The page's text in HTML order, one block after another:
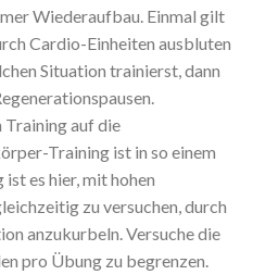
Wiederaufbau. Einmal gilt
Cardio-Einheiten ausbluten
Situation trainierst, dann
auf die
Training ist in so einem
es hier, mit hohen
zu versuchen, durch
anzukurbeln. Versuche die
pro Übung zu begrenzen.